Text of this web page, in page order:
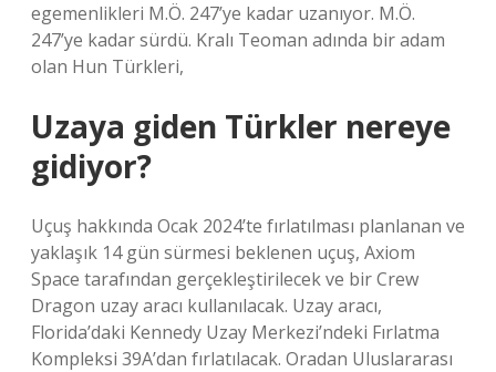
egemenlikleri M.Ö. 247’ye kadar uzanıyor. M.Ö.
247’ye kadar sürdü. Kralı Teoman adında bir adam
olan Hun Türkleri,
Uzaya giden Türkler nereye
gidiyor?
Uçuş hakkında Ocak 2024’te fırlatılması planlanan ve
yaklaşık 14 gün sürmesi beklenen uçuş, Axiom
Space tarafından gerçekleştirilecek ve bir Crew
Dragon uzay aracı kullanılacak. Uzay aracı,
Florida’daki Kennedy Uzay Merkezi’ndeki Fırlatma
Kompleksi 39A’dan fırlatılacak. Oradan Uluslararası